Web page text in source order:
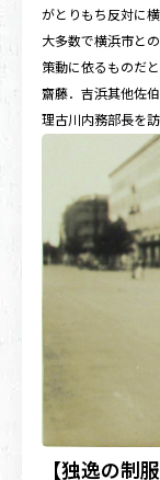
がとりもち反対に
大多数で横浜市と
策動に依るものだ
齋藤．吉浜其他佐
理古川内務部長を
【独逸の制